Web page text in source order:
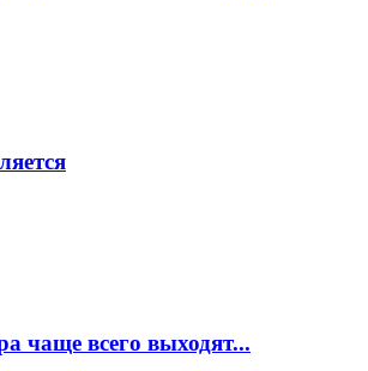
чаще всего выходят...